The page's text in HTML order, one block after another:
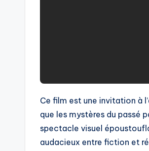
Ce film est une invitation à
que les mystères du passé
spectacle visuel
audacieux entre fiction et